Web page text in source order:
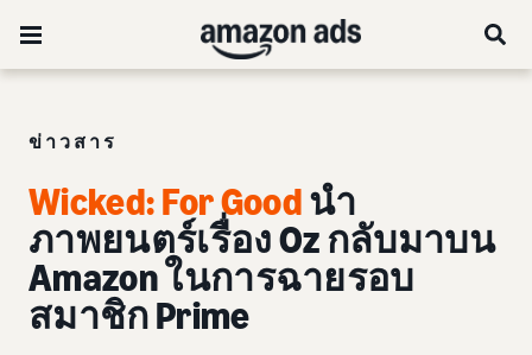
ข่าวสาร
Wicked: For Goodนำ
ภาพยนตร์เรื่อง Oz กลับมาบน
Amazon ในการฉายรอบ
สมาชิก Prime